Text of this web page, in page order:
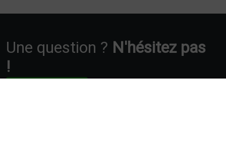
Une question ? N'hésitez pas
!